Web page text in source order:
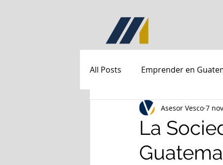
All Posts Emprender en
empresas en guatemala
La
Asesor Vesco 7